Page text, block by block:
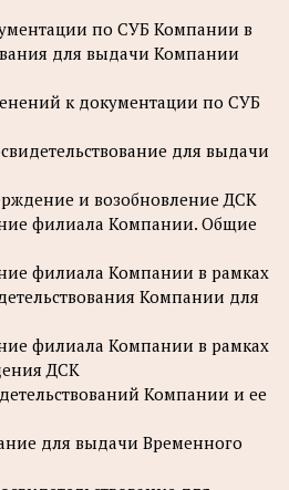
по СУБ Компании в
для выдачи Компании
к документации по СУБ
для выдачи
и возобновление ДСК
филиала Компании. Общие
филиала Компании в рамках
Компании для
филиала Компании в рамках
ДСК
Компании и ее
для выдачи Временного